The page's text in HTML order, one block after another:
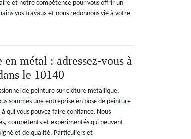
et notre compétence pour vous offrir un
vos travaux et nous redonnons vie à votre
métal : adressez-vous à
le 10140
de peinture sur clôture métallique,
sommes une entreprise en pose de peinture
qui vous pouvez faire confiance. Nous
compétents et expérimentés qui peuvent
et de qualité. Particuliers et